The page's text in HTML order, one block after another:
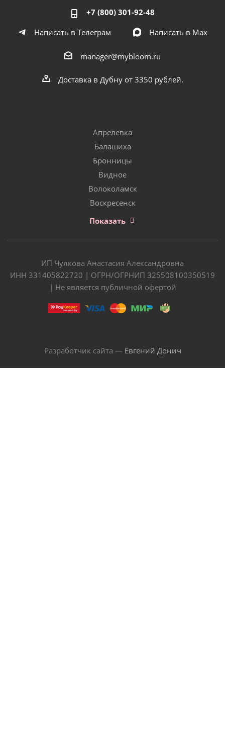
+7 (800) 301-92-48
Написать в Телеграм
Написать в Мах
manager@mybloom.ru
Доставка в Дубну от 3350 рублей.
Апрелевка
Балашиха
Бронницы
Видное
Волоколамск
Воскресенск
Показать
ИП Чулкова Анастасия Александровна
ИНН 331405822720 | ОГРН/ОГРНИП 325508100350519
| Не является публичной офертой
Разработчик сайта — Евгений Донич